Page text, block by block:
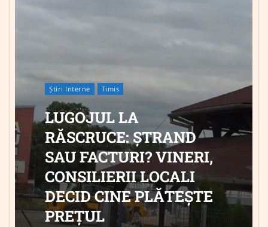
Știri Interne Timis
LUGOJUL LA
RĂSCRUCE: ȘTRAND
SAU FACTURI? VINERI,
CONSILIERII LOCALI
DECID CINE PLĂTEȘTE
PREȚUL